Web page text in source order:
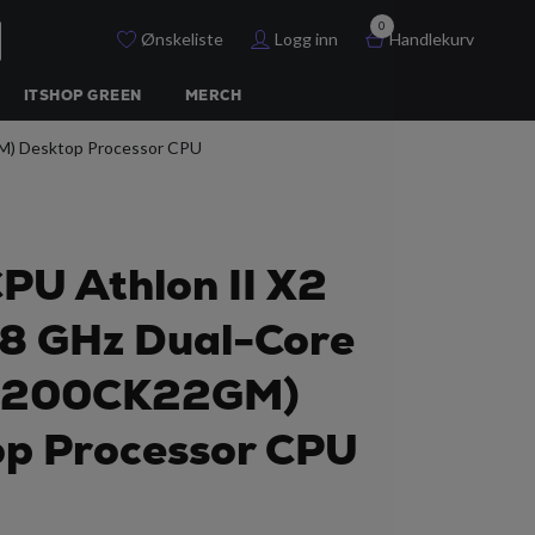
Ønskeliste Logg inn
0
Handlekurv
ITSHOP GREEN MERCH
Desktop Processor CPU
Athlon II X2
GHz Dual-Core
Processor CPU